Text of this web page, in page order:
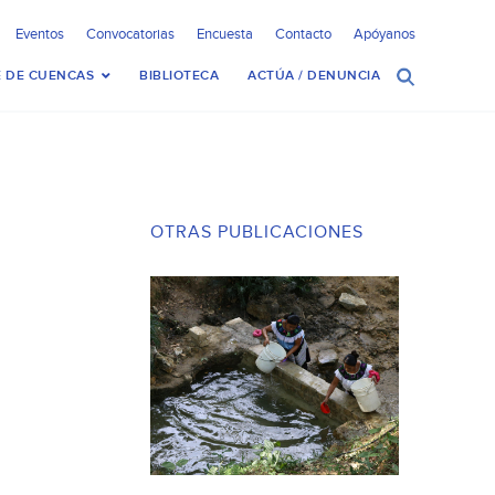
Eventos Convocatorias Encuesta Contacto Apóyanos
DE CUENCAS BIBLIOTECA ACTÚA / DENUNCIA
OTRAS PUBLICACIONES